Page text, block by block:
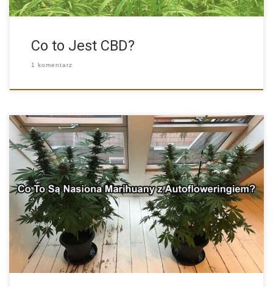
Co to Jest CBD?
1 komentarz
Cannabis Ruderalis jest rośliną szczególną. Od konopi indyjskiej i
siewnej […]